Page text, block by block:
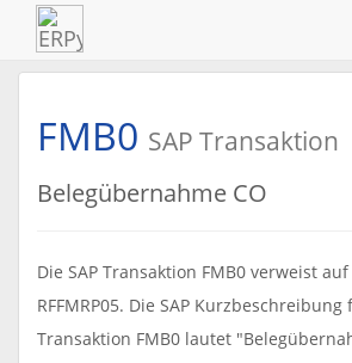
FMB0 SAP Transaktion
Belegübernahme CO
Die SAP Transaktion FMB0 verweist
RFFMRP05. Die SAP Kurzbeschreibung
Transaktion FMB0 lautet